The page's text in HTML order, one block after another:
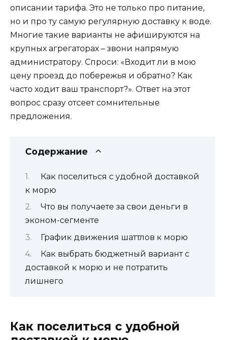
описании тарифа. Это не только про питание,
но и про ту самую регулярную доставку к воде.
Многие такие варианты не афишируются на
крупных агрегаторах – звони напрямую
администратору. Спроси: «Входит ли в мою
цену проезд до побережья и обратно? Как
часто ходит ваш транспорт?». Ответ на этот
вопрос сразу отсеет сомнительные
предложения.
Содержание
Как поселиться с удобной доставкой
к морю
Что вы получаете за свои деньги в
эконом-сегменте
График движения шаттлов к морю
Как выбрать бюджетный вариант с
доставкой к морю и не потратить
лишнего
Как поселиться с удобной